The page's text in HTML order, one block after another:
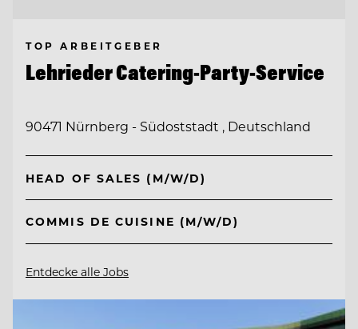
TOP ARBEITGEBER
Lehrieder Catering-Party-Service
90471 Nürnberg - Südoststadt , Deutschland
HEAD OF SALES (M/W/D)
COMMIS DE CUISINE (M/W/D)
Entdecke alle Jobs